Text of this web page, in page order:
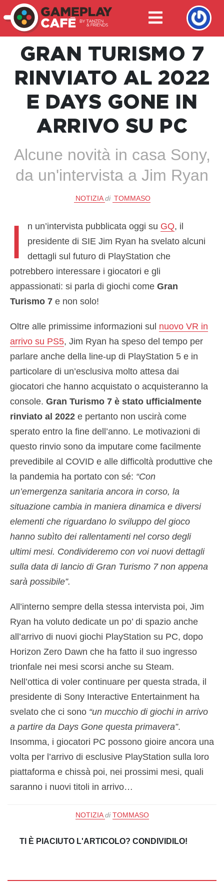
GRAN TURISMO 7
RINVIATO AL 2022
E DAYS GONE IN
ARRIVO SU PC
Alcune novità in casa Sony,
da un'intervista a Jim Ryan
NOTIZIA di TOMMASO
I n un’intervista pubblicata oggi su GQ, il
presidente di SIE Jim Ryan ha svelato alcuni
dettagli sul futuro di PlayStation che
potrebbero interessare i giocatori e gli
appassionati: si parla di giochi come Gran
Turismo 7 e non solo!
Oltre alle primissime informazioni sul nuovo VR in
arrivo su PS5, Jim Ryan ha speso del tempo per
parlare anche della line-up di PlayStation 5 e in
particolare di un’esclusiva molto attesa dai
giocatori che hanno acquistato o acquisteranno la
console. Gran Turismo 7 è stato ufficialmente
rinviato al 2022 e pertanto non uscirà come
sperato entro la fine dell’anno. Le motivazioni di
questo rinvio sono da imputare come facilmente
prevedibile al COVID e alle difficoltà produttive che
la pandemia ha portato con sé: “Con
un’emergenza sanitaria ancora in corso, la
situazione cambia in maniera dinamica e diversi
elementi che riguardano lo sviluppo del gioco
hanno subìto dei rallentamenti nel corso degli
ultimi mesi. Condivideremo con voi nuovi dettagli
sulla data di lancio di Gran Turismo 7 non appena
sarà possibile”.
All’interno sempre della stessa intervista poi, Jim
Ryan ha voluto dedicate un po’ di spazio anche
all’arrivo di nuovi giochi PlayStation su PC, dopo
Horizon Zero Dawn che ha fatto il suo ingresso
trionfale nei mesi scorsi anche su Steam.
Nell’ottica di voler continuare per questa strada, il
presidente di Sony Interactive Entertainment ha
svelato che ci sono “un mucchio di giochi in arrivo
a partire da Days Gone questa primavera”.
Insomma, i giocatori PC possono gioire ancora una
volta per l’arrivo di esclusive PlayStation sulla loro
piattaforma e chissà poi, nei prossimi mesi, quali
saranno i nuovi titoli in arrivo…
NOTIZIA di TOMMASO
TI È PIACIUTO L'ARTICOLO? CONDIVIDILO!